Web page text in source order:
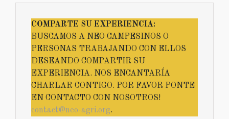
COMPARTE SU EXPERIENCIA:
BUSCAMOS A NEO CAMPESINOS O
PERSONAS TRABAJANDO CON ELLOS
DESEANDO COMPARTIR SU
EXPERIENCIA. NOS ENCANTARÍA
CHARLAR CONTIGO. POR FAVOR PONTE
EN CONTACTO CON NOSOTROS!
contact@neo-agri.org.